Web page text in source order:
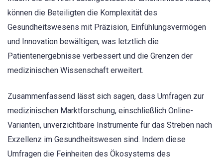
können die Beteiligten die Komplexität des
Gesundheitswesens mit Präzision, Einfühlungsvermögen
und Innovation bewältigen, was letztlich die
Patientenergebnisse verbessert und die Grenzen der
medizinischen Wissenschaft erweitert.
Zusammenfassend lässt sich sagen, dass Umfragen zur
medizinischen Marktforschung, einschließlich Online-
Varianten, unverzichtbare Instrumente für das Streben nach
Exzellenz im Gesundheitswesen sind. Indem diese
Umfragen die Feinheiten des Ökosystems des